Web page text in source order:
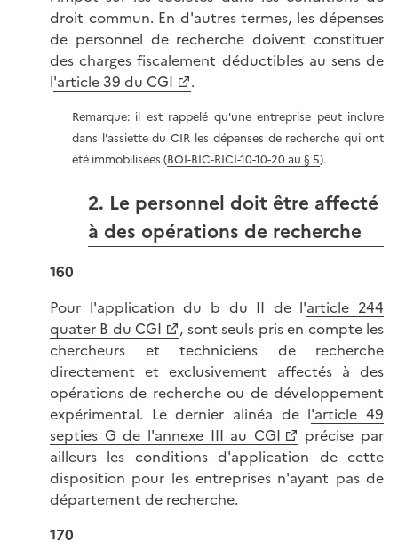
droit commun. En d'autres termes, les dépenses
de personnel de recherche doivent constituer
des charges fiscalement déductibles au sens de
l'article 39 du CGI .
Remarque: il est rappelé qu'une entreprise peut inclure
dans l'assiette du CIR les dépenses de recherche qui ont
été immobilisées (BOI-BIC-RICI-10-10-20 au § 5).
2. Le personnel doit être affecté
à des opérations de recherche
160
Pour l'application du b du II de l'article 244
quater B du CGI
, sont seuls pris en compte les
chercheurs et techniciens de recherche
directement et exclusivement affectés à des
opérations de recherche ou de développement
expérimental. Le dernier alinéa de l'article 49
septies G de l'annexe III au CGI
précise par
ailleurs les conditions d'application de cette
disposition pour les entreprises n'ayant pas de
département de recherche.
170